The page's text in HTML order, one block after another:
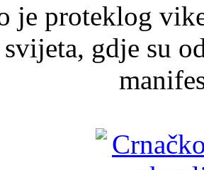
je proteklog
gdje su